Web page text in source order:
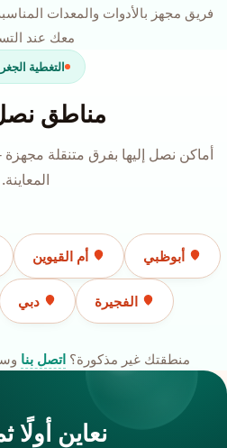
فريق مجهز بالأدوات والمعدات
معك عند
التغطية
مناطق نصل
أماكن نصل إليها بفرق متنقلة
المعاينة.
أبوظبي أم القيوين
الفجيرة دبي
منطقتك غير مذكورة؟اتصل بنا
نعاين أولًا